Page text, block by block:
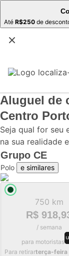
Até R$250 de
Aluguel de
Centro
Seja qual for seu
na sua realidade
Grupo CE
Polo e similares
750 km
R$
/ semana
para motoristas
Para retirarterça-feira